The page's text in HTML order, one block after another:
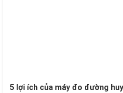
5 lợi ích của máy đo đường